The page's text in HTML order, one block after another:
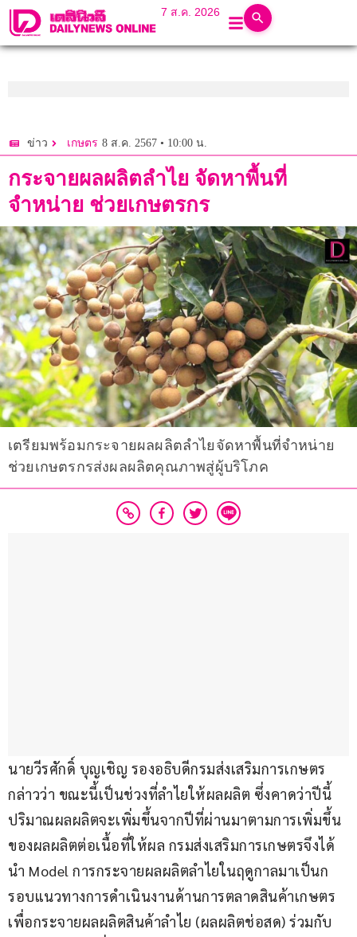
7 ส.ค. 2026
ข่าว เกษตร 8 ส.ค. 2567 • 10:00 น.
กระจายผลผลิตลำไย จัดหาพื้นที่
จำหน่าย ช่วยเกษตรกร
เตรียมพร้อมกระจายผลผลิตลำไยจัดหาพื้นที่จำหน่าย
ช่วยเกษตรกรส่งผลผลิตคุณภาพสู่ผู้บริโภค
นายวีรศักดิ์ บุญเชิญ รองอธิบดีกรมส่งเสริมการเกษตร
กล่าวว่า ขณะนี้เป็นช่วงที่ลำไยให้ผลผลิต ซึ่งคาดว่าปีนี้
ปริมาณผลผลิตจะเพิ่มขึ้นจากปีที่ผ่านมาตามการเพิ่มขึ้น
ของผลผลิตต่อเนื้อที่ให้ผล กรมส่งเสริมการเกษตรจึงได้
นำ Model การกระจายผลผลิตลำไยในฤดูกาลมาเป็นก
รอบแนวทางการดำเนินงานด้านการตลาดสินค้าเกษตร
เพื่อกระจายผลผลิตสินค้าลำไย (ผลผลิตช่อสด) ร่วมกับ